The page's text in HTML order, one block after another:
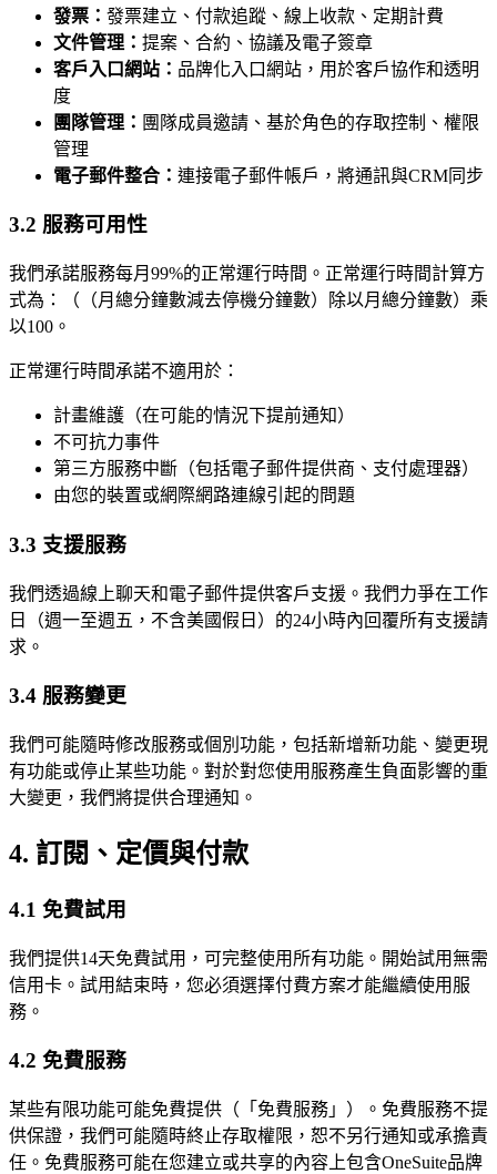
發票： 發票建立、付款追蹤、線上收款、定期計費
文件管理： 提案、合約、協議及電子簽章
客戶入口網站： 品牌化入口網站，用於客戶協作和透明
度
團隊管理： 團隊成員邀請、基於角色的存取控制、權限
管理
電子郵件整合： 連接電子郵件帳戶，將通訊與CRM同步
3.2 服務可用性
我們承諾服務每月99%的正常運行時間。正常運行時間計算方
式為：（（月總分鐘數減去停機分鐘數）除以月總分鐘數）乘
以100。
正常運行時間承諾不適用於：
計畫維護（在可能的情況下提前通知）
不可抗力事件
第三方服務中斷（包括電子郵件提供商、支付處理器）
由您的裝置或網際網路連線引起的問題
3.3 支援服務
我們透過線上聊天和電子郵件提供客戶支援。我們力爭在工作
日（週一至週五，不含美國假日）的24小時內回覆所有支援請
求。
3.4 服務變更
我們可能隨時修改服務或個別功能，包括新增新功能、變更現
有功能或停止某些功能。對於對您使用服務產生負面影響的重
大變更，我們將提供合理通知。
4. 訂閱、定價與付款
4.1 免費試用
我們提供14天免費試用，可完整使用所有功能。開始試用無需
信用卡。試用結束時，您必須選擇付費方案才能繼續使用服
務。
4.2 免費服務
某些有限功能可能免費提供（「免費服務」）。免費服務不提
供保證，我們可能隨時終止存取權限，恕不另行通知或承擔責
任。免費服務可能在您建立或共享的內容上包含OneSuite品牌